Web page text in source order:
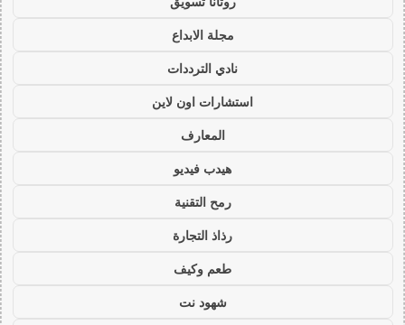
مجلة الابداع
نادي الترددات
استشارات اون لاين
المعارف
هيدب فيديو
رمح التقنية
رذاذ التجارة
طعم وكيف
شهود نت